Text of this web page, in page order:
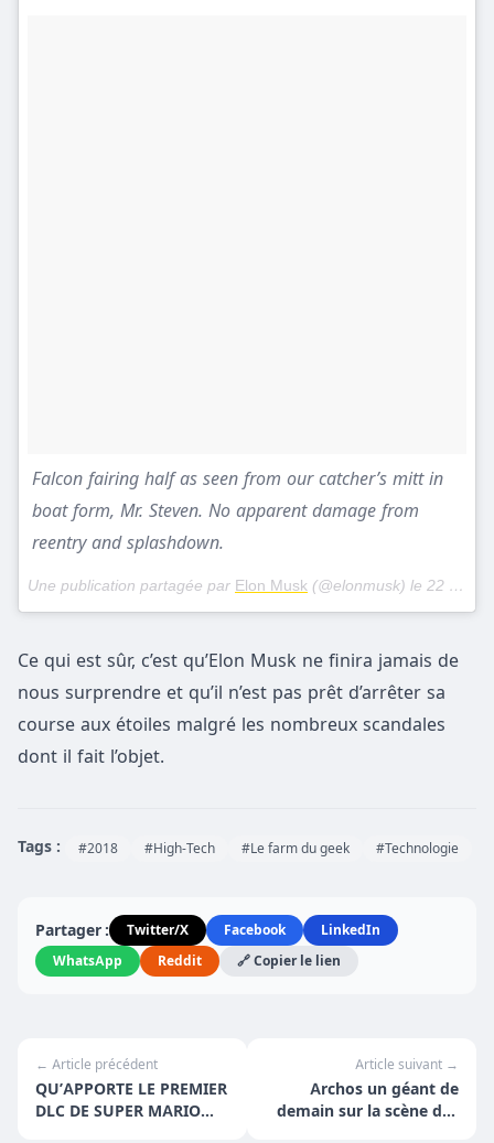
Falcon fairing half as seen from our catcher’s mitt in
boat form, Mr. Steven. No apparent damage from
reentry and splashdown.
Une publication partagée par Elon Musk (@elonmusk) le 22 Févr. 2018 à 7 :36 PST
Ce qui est sûr, c’est qu’Elon Musk ne finira jamais de
nous surprendre et qu’il n’est pas prêt d’arrêter sa
course aux étoiles malgré les nombreux scandales
dont il fait l’objet.
Tags : #2018 #High-Tech #Le farm du geek #Technologie
Partager : Twitter/X Facebook
LinkedIn
WhatsApp
Reddit 🔗 Copier le lien
← Article précédent
QU’APPORTE LE PREMIER
DLC DE SUPER MARIO
Article suivant →
Archos un géant de
demain sur la scène des